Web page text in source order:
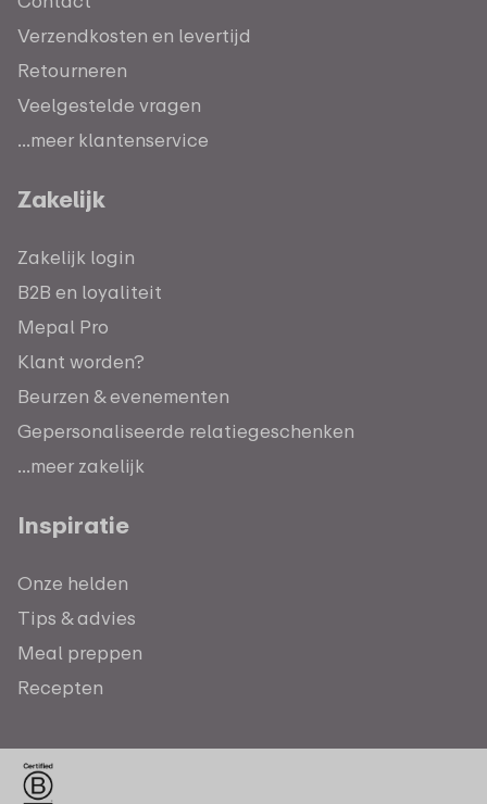
Verzendkosten en levertijd
Retourneren
Veelgestelde vragen
...meer klantenservice
Zakelijk
Zakelijk login
B2B en loyaliteit
Mepal Pro
Klant worden?
Beurzen & evenementen
Gepersonaliseerde relatiegeschenken
...meer zakelijk
Inspiratie
Onze helden
Tips & advies
Meal preppen
Recepten